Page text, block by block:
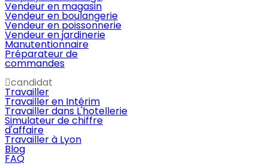
Vendeur en magasin
Vendeur en boulangerie
Vendeur en poissonnerie
Vendeur en jardinerie
Manutentionnaire
Préparateur de
commandes
candidat
Travailler
Travailler en Intérim
Travailler dans L'hotellerie
Simulateur de chiffre
d'affaire
Travailler à Lyon
Blog
FAQ